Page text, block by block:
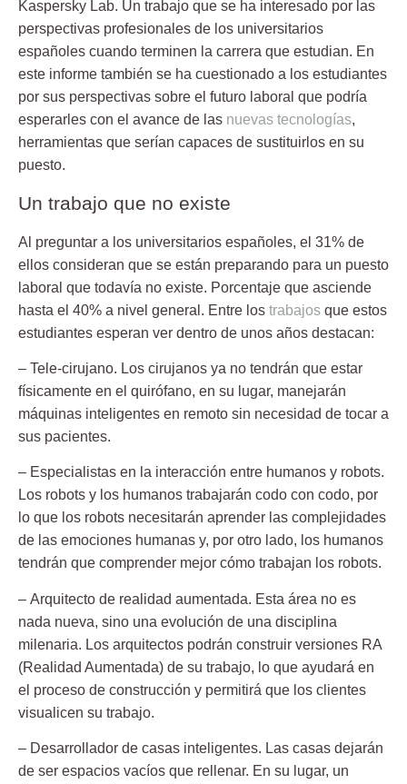
Kaspersky Lab. Un trabajo que se ha interesado por las
perspectivas profesionales de los universitarios
españoles cuando terminen la carrera que estudian. En
este informe también se ha cuestionado a los estudiantes
por sus perspectivas sobre el futuro laboral que podría
esperarles con el avance de las nuevas tecnologías,
herramientas que serían capaces de sustituirlos en su
puesto.
Un trabajo que no existe
Al preguntar a los universitarios españoles, el 31% de
ellos consideran que se están preparando para un puesto
laboral que todavía no existe. Porcentaje que asciende
hasta el 40% a nivel general. Entre los trabajos que estos
estudiantes esperan ver dentro de unos años destacan:
– Tele-cirujano. Los cirujanos ya no tendrán que estar
físicamente en el quirófano, en su lugar, manejarán
máquinas inteligentes en remoto sin necesidad de tocar a
sus pacientes.
– Especialistas en la interacción entre humanos y robots.
Los robots y los humanos trabajarán codo con codo, por
lo que los robots necesitarán aprender las complejidades
de las emociones humanas y, por otro lado, los humanos
tendrán que comprender mejor cómo trabajan los robots.
– Arquitecto de realidad aumentada. Esta área no es
nada nueva, sino una evolución de una disciplina
milenaria. Los arquitectos podrán construir versiones RA
(Realidad Aumentada) de su trabajo, lo que ayudará en
el proceso de construcción y permitirá que los clientes
visualicen su trabajo.
– Desarrollador de casas inteligentes. Las casas dejarán
de ser espacios vacíos que rellenar. En su lugar, un